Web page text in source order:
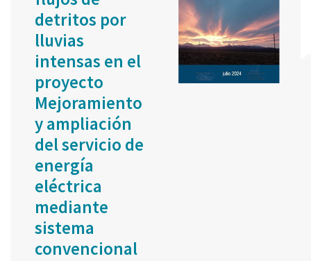
detritos por
lluvias
intensas en el
proyecto
Mejoramiento
y ampliación
del servicio de
energía
eléctrica
mediante
sistema
convencional